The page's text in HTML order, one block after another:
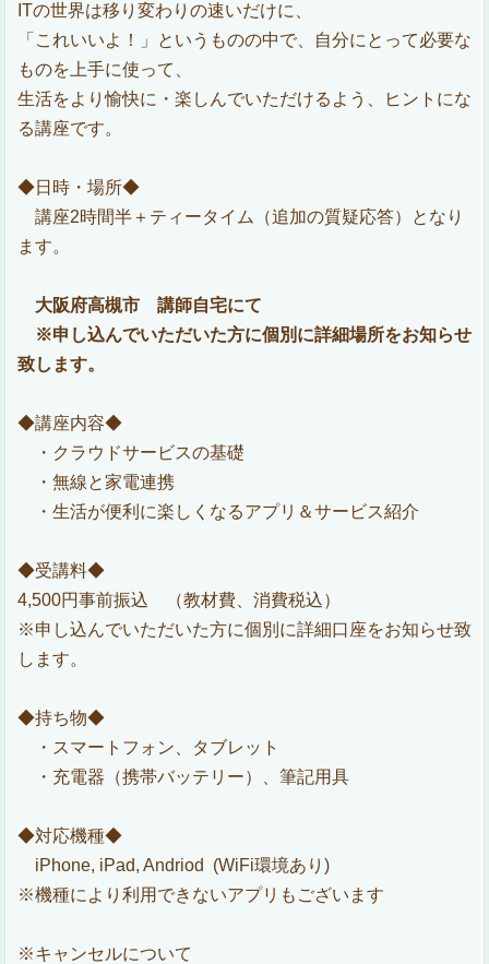
ITの世界は移り変わりの速いだけに、
「これいいよ！」というものの中で、自分にとって必要な
ものを上手に使って、
生活をより愉快に・楽しんでいただけるよう、ヒントにな
る講座です。
◆日時・場所◆
講座2時間半＋ティータイム（追加の質疑応答）となり
ます。
大阪府高槻市 講師自宅にて
※申し込んでいただいた方に個別に詳細場所をお知らせ
致します。
◆講座内容◆
・クラウドサービスの基礎
・無線と家電連携
・生活が便利に楽しくなるアプリ＆サービス紹介
◆受講料◆
4,500円事前振込 （教材費、消費税込）
※申し込んでいただいた方に個別に詳細口座をお知らせ致
します。
◆持ち物◆
・スマートフォン、タブレット
・充電器（携帯バッテリー）、筆記用具
◆対応機種◆
iPhone, iPad, Andriod (WiFi環境あり)
※機種により利用できないアプリもございます
※キャンセルについて